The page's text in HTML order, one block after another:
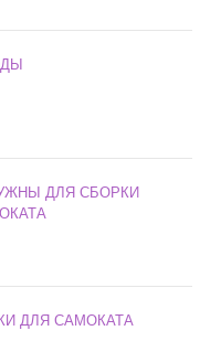
ДЛЯ СБОРКИ
ДЛЯ САМОКАТА